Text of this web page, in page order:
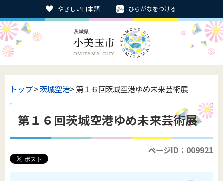
やさしい日本語 ひらがなをつける
トップ>茨城空港> 第１６回茨城空港ゆめ未来芸術展
第１６回茨城空港ゆめ未来芸術展
ページID：009921